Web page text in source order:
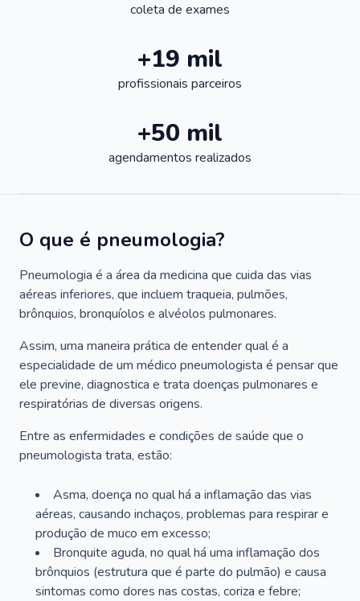
coleta de exames
+19 mil
profissionais parceiros
+50 mil
agendamentos realizados
O que é pneumologia?
Pneumologia é a área da medicina que cuida das vias
aéreas inferiores, que incluem traqueia, pulmões,
brônquios, bronquíolos e alvéolos pulmonares.
Assim, uma maneira prática de entender qual é a
especialidade de um médico pneumologista é pensar que
ele previne, diagnostica e trata doenças pulmonares e
respiratórias de diversas origens.
Entre as enfermidades e condições de saúde que o
pneumologista trata, estão:
Asma, doença no qual há a inflamação das vias
aéreas, causando inchaços, problemas para respirar e
produção de muco em excesso;
Bronquite aguda, no qual há uma inflamação dos
brônquios (estrutura que é parte do pulmão) e causa
sintomas como dores nas costas, coriza e febre;